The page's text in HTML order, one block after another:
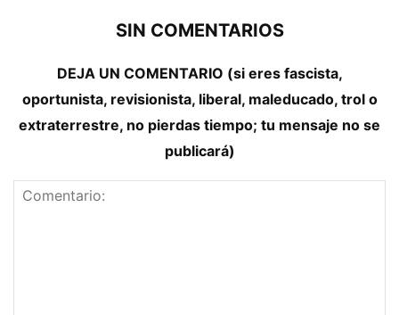
SIN COMENTARIOS
DEJA UN COMENTARIO (si eres fascista,
oportunista, revisionista, liberal, maleducado, trol o
extraterrestre, no pierdas tiempo; tu mensaje no se
publicará)